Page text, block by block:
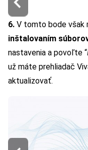
6. V tomto bode však
inštalovaním
nastavenia a povoľte “
už máte prehliadač
aktualizovať.